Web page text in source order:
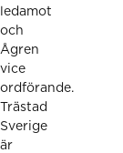
ledamot
och
Ågren
vice
ordförande.
Trästad
Sverige
är